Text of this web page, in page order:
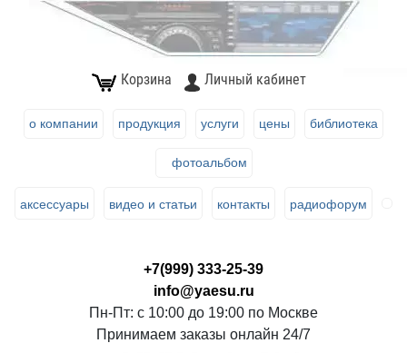
Корзина Личный кабинет
о компании продукция услуги цены библиотека
фотоальбом
аксессуары видео и статьи контакты радиофорум
+7(999) 333-25-39
info@yaesu.ru
Пн-Пт: с 10:00 до 19:00 по Москве
Принимаем заказы онлайн 24/7